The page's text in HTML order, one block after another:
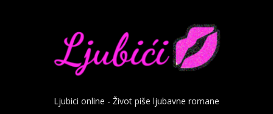
Ljubici online - Život piše ljubavne romane